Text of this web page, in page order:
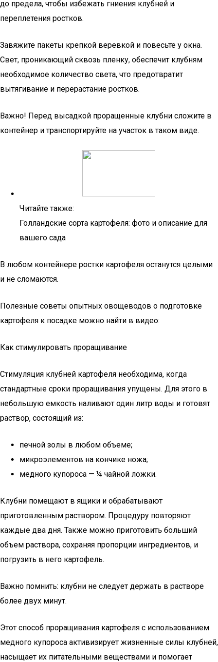
до предела, чтобы избежать гниения клубней и
переплетения ростков.
Завяжите пакеты крепкой веревкой и повесьте у окна.
Свет, проникающий сквозь пленку, обеспечит клубням
необходимое количество света, что предотвратит
вытягивание и перерастание ростков.
Важно! Перед высадкой проращенные клубни сложите в
контейнер и транспортируйте на участок в таком виде.
Читайте также:
Голландские сорта картофеля: фото и описание для
вашего сада
В любом контейнере ростки картофеля останутся целыми
и не сломаются.
Полезные советы опытных овощеводов о подготовке
картофеля к посадке можно найти в видео:
Как стимулировать проращивание
Стимуляция клубней картофеля необходима, когда
стандартные сроки проращивания упущены. Для этого в
небольшую емкость наливают один литр воды и готовят
раствор, состоящий из:
печной золы в любом объеме;
микроэлементов на кончике ножа;
медного купороса — ¼ чайной ложки.
Клубни помещают в ящики и обрабатывают
приготовленным раствором. Процедуру повторяют
каждые два дня. Также можно приготовить больший
объем раствора, сохраняя пропорции ингредиентов, и
погрузить в него картофель.
Важно помнить: клубни не следует держать в растворе
более двух минут.
Этот способ проращивания картофеля с использованием
медного купороса активизирует жизненные силы клубней,
насыщает их питательными веществами и помогает